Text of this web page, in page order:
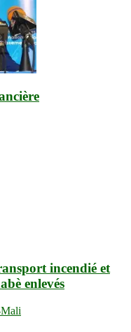
incendié et
enlevés